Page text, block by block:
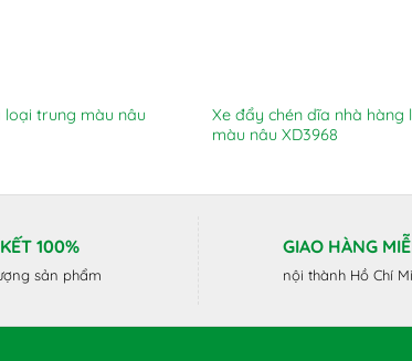
trung màu nâu
Xe đẩy chén dĩa nhà hàng
màu nâu XD3968
100%
sản phẩm
GIAO HÀNG
nội thành Hồ Chí